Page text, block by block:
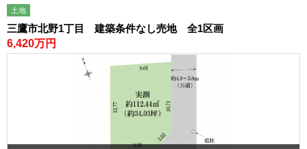
土地
三鷹市北野1丁目 建築条件なし売地 全1区画
6,420万円